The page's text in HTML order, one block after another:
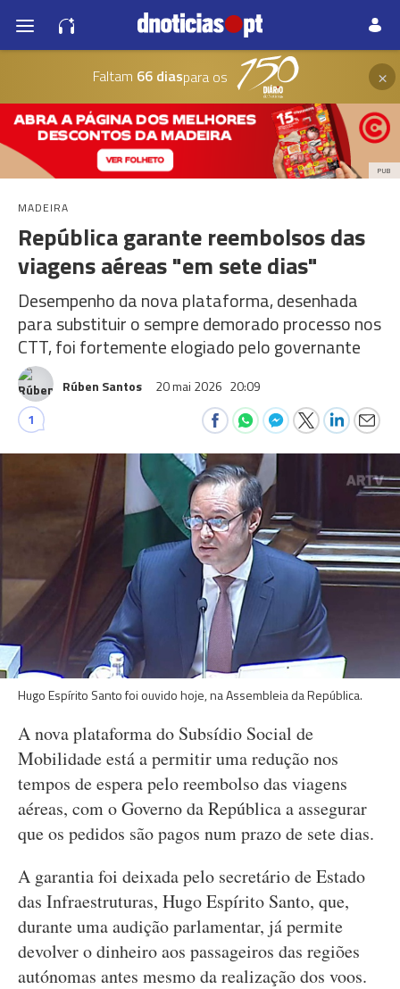
Faltam 66 diaspara os ×
PUB
MADEIRA
República garante reembolsos das
viagens aéreas "em sete dias"
Desempenho da nova plataforma, desenhada
para substituir o sempre demorado processo nos
CTT, foi fortemente elogiado pelo governante
Rúben Santos 20 mai 2026 20:09
1
Hugo Espírito Santo foi ouvido hoje, na Assembleia da República.
A nova plataforma do Subsídio Social de
Mobilidade está a permitir uma redução nos
tempos de espera pelo reembolso das viagens
aéreas, com o Governo da República a assegurar
que os pedidos são pagos num prazo de sete dias.
A garantia foi deixada pelo secretário de Estado
das Infraestruturas, Hugo Espírito Santo, que,
durante uma audição parlamentar, já permite
devolver o dinheiro aos passageiros das regiões
autónomas antes mesmo da realização dos voos.